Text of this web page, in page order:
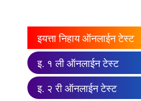
इयत्ता निहाय ऑनलाईन टेस्ट
इ. १ ली ऑनलाईन टेस्ट
इ. २ री ऑनलाईन टेस्ट